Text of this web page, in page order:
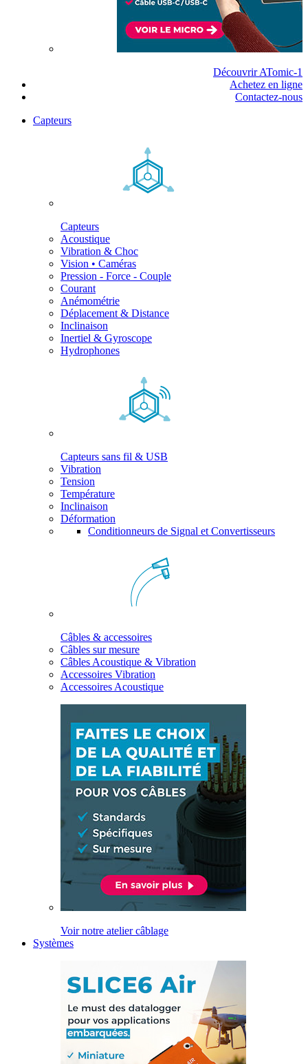
Découvrir ATomic-1
Achetez en ligne
Contactez-nous
Capteurs
Capteurs
Acoustique
Vibration & Choc
Vision • Caméras
Pression - Force - Couple
Courant
Anémométrie
Déplacement & Distance
Inclinaison
Inertiel & Gyroscope
Hydrophones
Capteurs sans fil & USB
Vibration
Tension
Température
Inclinaison
Déformation
Conditionneurs de Signal et Convertisseurs
Câbles & accessoires
Câbles sur mesure
Câbles Acoustique & Vibration
Accessoires Vibration
Accessoires Acoustique
Voir notre atelier câblage
Systèmes